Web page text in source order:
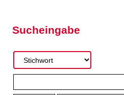
Sucheingabe